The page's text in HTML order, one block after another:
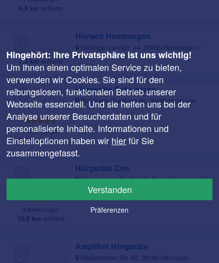
6,9 km entfernt
7,3 kmentfernt
Hörwelt Hemmingen
Göttinger Landstr. 44, 30966 Hemmingen /
Hannover
1 Bewertungen
9,5 kmentfernt
Hörgeräte Schiemann
Ricklinger Stadtweg 30, 30459 Hannover
8 Bewertungen
10,6 km entfernt
Hörgeräte Cim
Hildesheimer Straße 95a Ecke Allmersstr.10,
30173 Hannover
Amplifon Hörgeräte
Hildesheimer Str. 62, 30169 Hannover
Hingehört: Ihre Privatsphäre ist uns wichtig!
Um Ihnen einen optimalen Service zu bieten,
verwenden wir Cookies. Sie sind für den
reibungslosen, funktionalen Betrieb unserer
Webseite essenziell. Und sie helfen uns bei der
Analyse unserer Besucherdaten und für
personalisierte Inhalte. Informationen und
Einstelloptionen haben wir hierfür Sie
zusammengefasst.
Verstanden
Präferenzen